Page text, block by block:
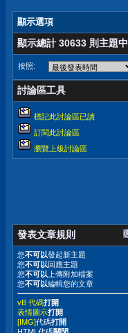
顯示選項
顯示總計 30633 則主題
按照:
討論區工具
標記此討論區已讀
訂閱此討論區
瀏覽上級討論區
發表文章規則
您不可以發起新主題
您不可以回應主題
您不可以 上傳附加檔案
您不可以編輯您的文章
vB 代碼打開
表情圖示打開
[IMG]代碼打開